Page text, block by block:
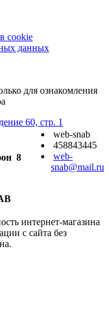
cookie
данных
для ознакомления
60, стр. 1
8
web-snab
458843445
web-
snab@mail.ru
интернет-магазина
с сайта без